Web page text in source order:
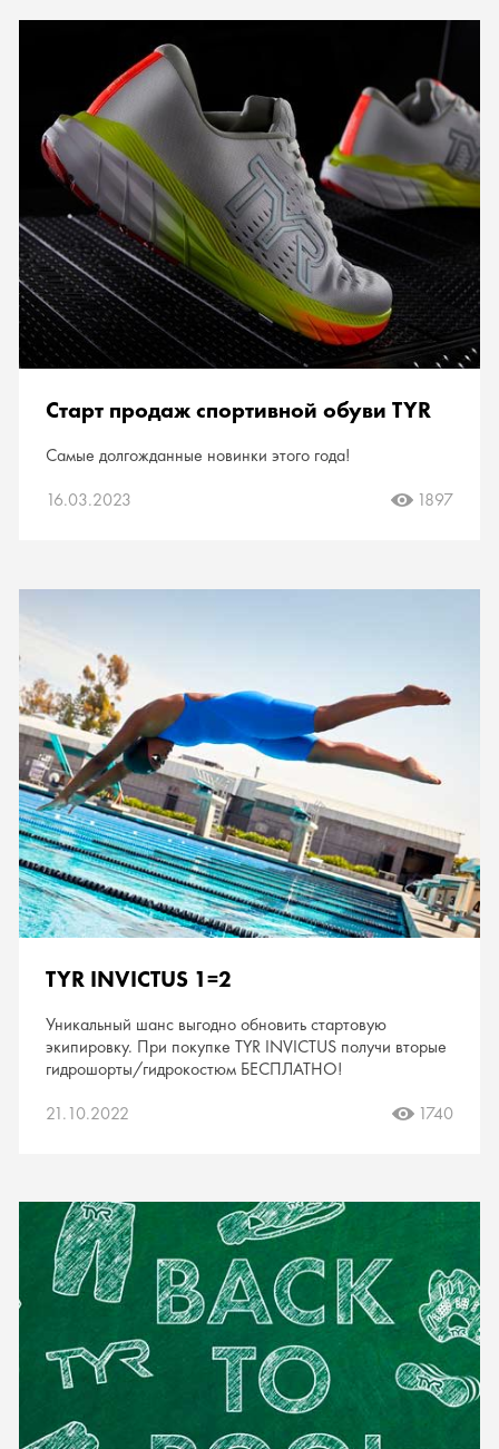
Старт продаж спортивной обуви TYR
Самые долгожданные новинки этого года!
16.03.2023 1897
TYR INVICTUS 1=2
Уникальный шанс выгодно обновить стартовую
экипировку. При покупке TYR INVICTUS получи вторые
гидрошорты/гидрокостюм БЕСПЛАТНО!
21.10.2022 1740